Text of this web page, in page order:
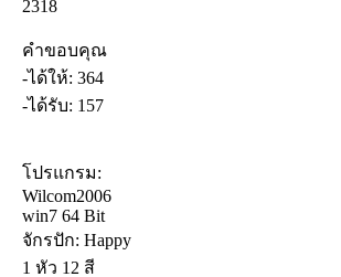
2318
คำขอบคุณ
-ได้ให้: 364
-ได้รับ: 157
โปรแกรม:
Wilcom2006
win7 64 Bit
จักรปัก: Happy
1 หัว 12 สี